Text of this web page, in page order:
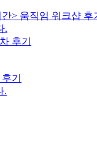
> 움직임 워크샵 후
.
기
.